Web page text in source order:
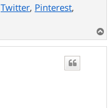
Twitter, Pinterest,
a
u